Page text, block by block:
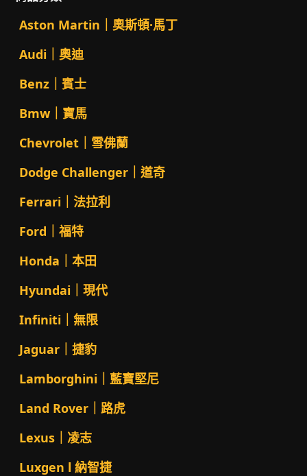
Aston Martin｜奧斯頓·馬丁
Audi｜奧迪
Benz｜賓士
Bmw｜寶馬
Chevrolet｜雪佛蘭
Dodge Challenger｜道奇
Ferrari｜法拉利
Ford｜福特
Honda｜本田
Hyundai｜現代
Infiniti｜無限
Jaguar｜捷豹
Lamborghini｜藍寶堅尼
Land Rover｜路虎
Lexus｜凌志
Luxgen l 納智捷